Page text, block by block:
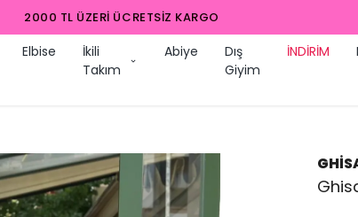
2000 TL ÜZERI ÜCRETSIZ KARGO
Elbise
İkili
Takım
Abiye
Dış
Giyim
İNDİRİM